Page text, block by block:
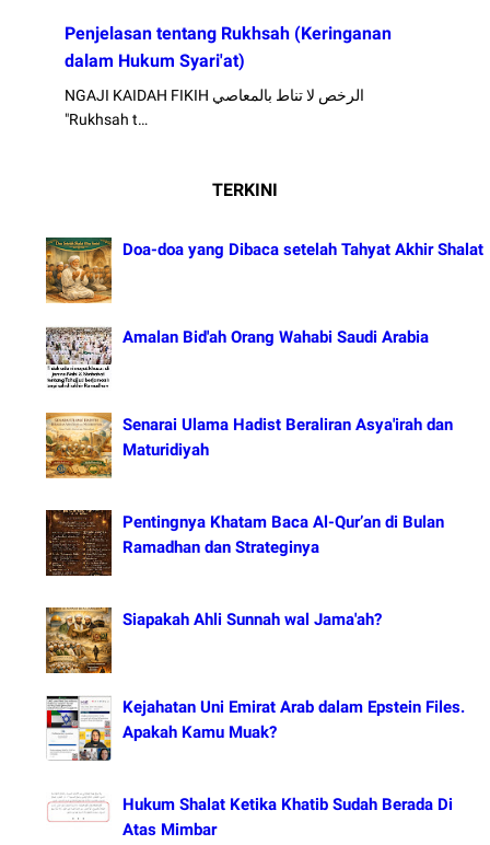
Penjelasan tentang Rukhsah (Keringanan
dalam Hukum Syari'at)
NGAJI KAIDAH FIKIH الرخص لا تناط بالمعاصي
"Rukhsah t…
TERKINI
Doa-doa yang Dibaca setelah Tahyat Akhir Shalat
Amalan Bid'ah Orang Wahabi Saudi Arabia
Senarai Ulama Hadist Beraliran Asya'irah dan
Maturidiyah
Pentingnya Khatam Baca Al-Qur’an di Bulan
Ramadhan dan Strateginya
Siapakah Ahli Sunnah wal Jama'ah?
Kejahatan Uni Emirat Arab dalam Epstein Files.
Apakah Kamu Muak?
Hukum Shalat Ketika Khatib Sudah Berada Di
Atas Mimbar